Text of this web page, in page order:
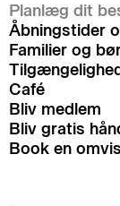
Planlæg dit
Åbningstider
Familier og
Café
Bliv medlem
Bliv gratis
Book en